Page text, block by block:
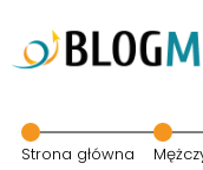
Strona główna